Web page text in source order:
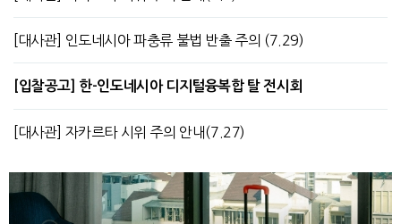
[대사관] 인도네시아 파충류 불법 반출 주의 (7.29)
[입찰공고] 한-인도네시아 디지털융복합 탈 전시회
[대사관] 자카르타 시위 주의 안내(7.27)